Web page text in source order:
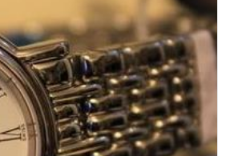
需提前预约）
预约）
（需提前预约）
（需提前预约）
楼（芙蓉广场）10层13室（需提前预约
前预约）
3层整层（需提前预约）